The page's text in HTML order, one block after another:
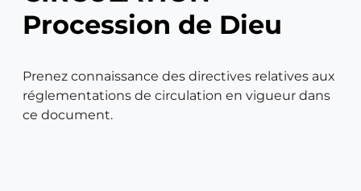
Procession
de
Procession de Dieu
Prenez connaissance des directives relatives aux
réglementations de circulation en vigueur dans
ce document.